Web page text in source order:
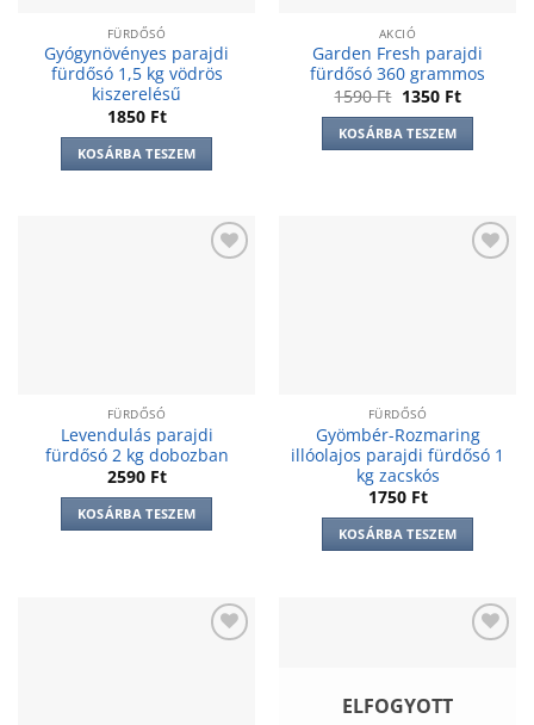
FÜRDŐSÓ
Gyógynövényes parajdi
fürdősó 1,5 kg vödrös
kiszerelésű
1850 Ft
KOSÁRBA TESZEM
AKCIÓ
Garden Fresh parajdi
fürdősó 360 grammos
1590Ft Original
price
was:
1590 Ft.
1350 FtCurrent
price
is:
KOSÁRBA TESZEM
FÜRDŐSÓ
Levendulás parajdi
fürdősó 2 kg dobozban
2590 Ft
KOSÁRBA TESZEM
FÜRDŐSÓ
Gyömbér-Rozmaring
illóolajos parajdi fürdősó 1
kg zacskós
1750 Ft
KOSÁRBA TESZEM
ELFOGYOTT